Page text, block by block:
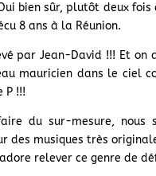
bien sûr, plutôt deux fois
8 ans à la Réunion.
par Jean-David !!! Et on
mauricien dans le ciel
P !!!
du sur-mesure, nous
des musiques très
relever ce genre de